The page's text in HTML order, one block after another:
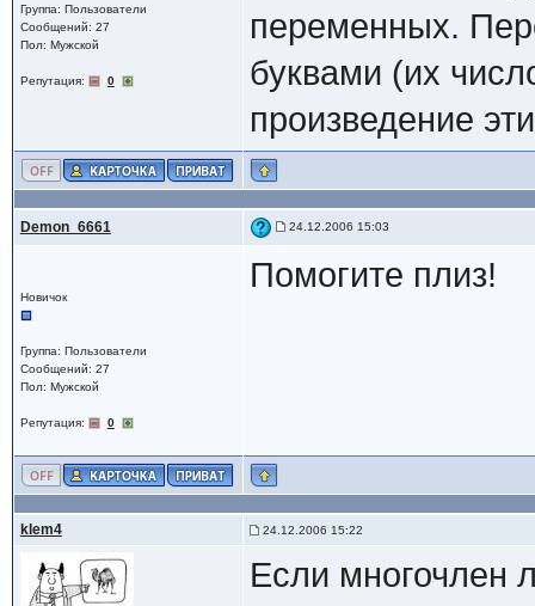
Группа: Пользователи
Сообщений: 27
Пол: Мужской
Репутация: 0
переменных.
буквами (их
произведение
Demon_6661 24.12.2006 15:03
Новичок
Группа: Пользователи
Сообщений: 27
Пол: Мужской
Репутация: 0
Помогите плиз!
klem4 24.12.2006 15:22
Если многочлен